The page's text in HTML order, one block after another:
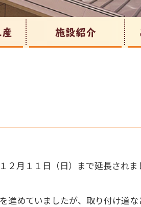
施設紹介
月１１日（日）まで延長されま
めていましたが、取り付け道